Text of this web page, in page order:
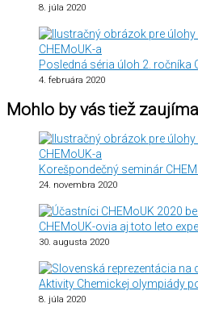
8. júla 2020
Posledná séria úloh 2. ročníka
4. februára 2020
Mohlo by vás tiež
Korešpondečný seminár
24. novembra 2020
CHEMoUK-ovia aj toto leto
30. augusta 2020
Aktivity Chemickej olympiády
8. júla 2020